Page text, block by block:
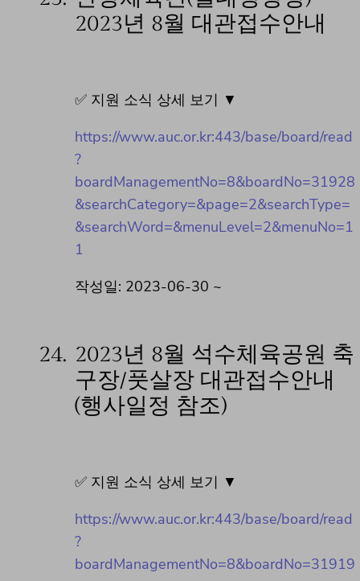
2023년 8월 대관접수안내
✅ 지원 소식 상세 보기 ▼
https://www.auc.or.kr:443/base/board/read
?
boardManagementNo=8&boardNo=31928
&searchCategory=&page=2&searchType=
&searchWord=&menuLevel=2&menuNo=1
1
작성일: 2023-06-30 ~
24. 2023년 8월 석수체육공원 축
구장/풋살장 대관접수안내
(행사일정 참조)
✅ 지원 소식 상세 보기 ▼
https://www.auc.or.kr:443/base/board/read
?
boardManagementNo=8&boardNo=31919